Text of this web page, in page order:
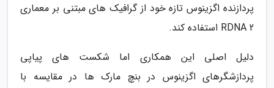
پردازنده اگزینوس تازه خود از گرافیک های مبتنی بر معماری
RDNA 2 استفاده کند.
دلیل اصلی این همکاری اما شکست های پیاپی
پردازشگرهای اگزینوس در بنچ مارک ها در مقایسه با